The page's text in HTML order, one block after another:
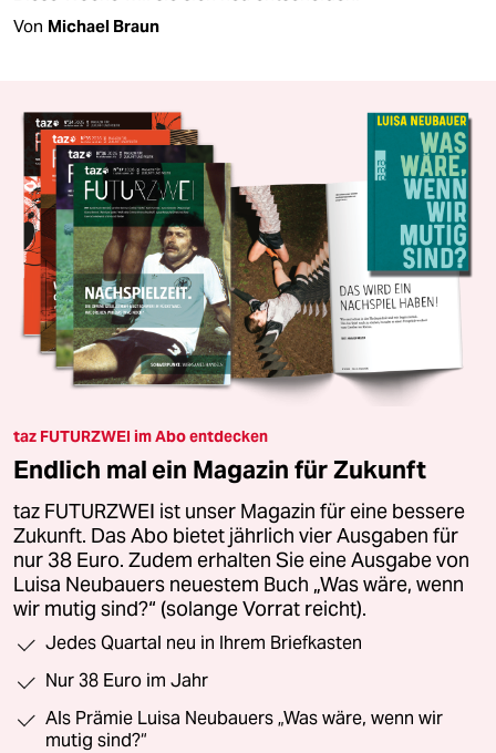
Von Michael Braun
taz FUTURZWEI im Abo entdecken
Endlich mal ein Magazin für Zukunft
taz FUTURZWEI ist unser Magazin für eine bessere
Zukunft. Das Abo bietet jährlich vier Ausgaben für
nur 38 Euro. Zudem erhalten Sie eine Ausgabe von
Luisa Neubauers neuestem Buch „Was wäre, wenn
wir mutig sind?“ (solange Vorrat reicht).
Jedes Quartal neu in Ihrem Briefkasten
Nur 38 Euro im Jahr
Als Prämie Luisa Neubauers „Was wäre, wenn wir
mutig sind?“